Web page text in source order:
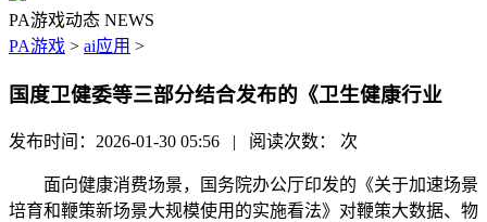
PA游戏动态 NEWS
PA游戏 > ai应用 >
国度卫健委等三部分结合发布的《卫生健康行业
发布时间：2026-01-30 05:56 | 阅读次数： 次
面向健康消费场景，国务院办公厅印发的《关于加速场景
培育和鞭策新场景大规模使用的实施看法》对鞭策大数据、物